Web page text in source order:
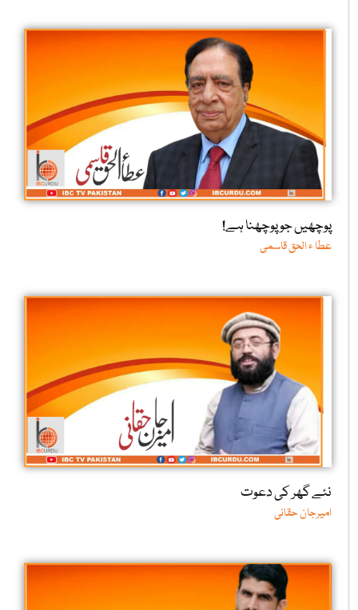
پوچھیں جو پوچھنا ہے!
عطا ء الحق قاسمی
نئے گھر کی دعوت
امیرجان حقانی